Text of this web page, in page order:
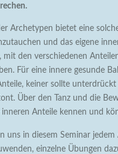
Archetypen bietet eine
und das eigene
mit den verschiedenen
Für eine innere gesunde
keiner sollte
Über den Tanz und die
Anteile kennen und
uns in diesem Seminar jedem
einzelne Übungen